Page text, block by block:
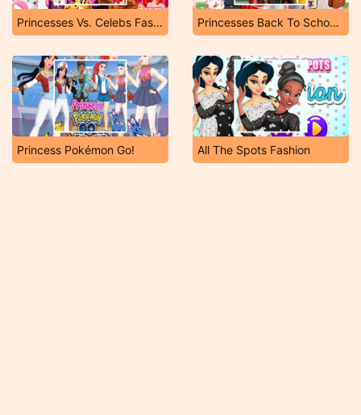
Princesses Vs. Celebs Fashion Challenge Princesses Back To School Party
Princess Pokémon Go! All The Spots Fashion